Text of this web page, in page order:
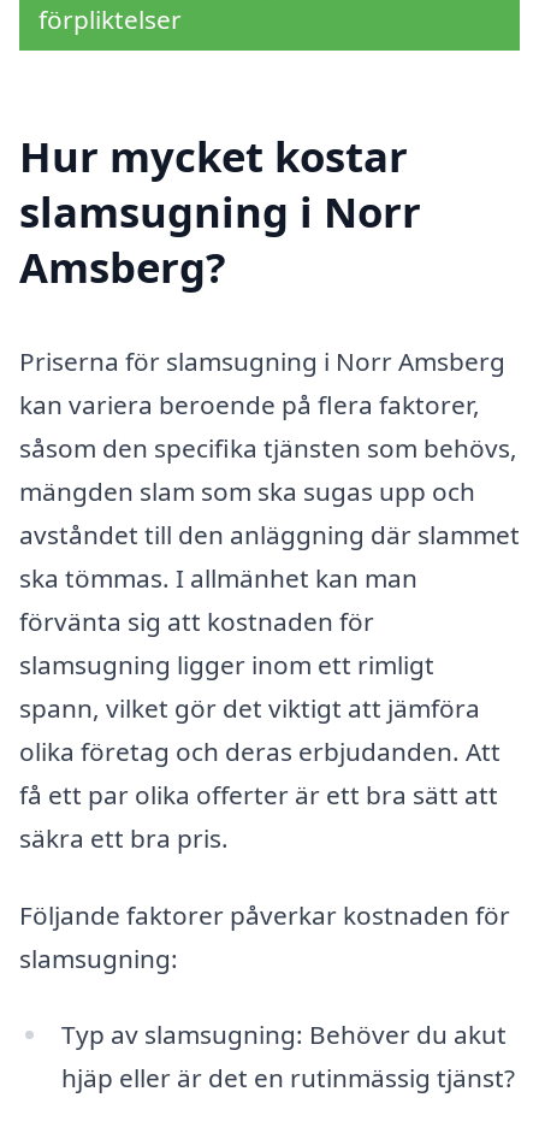
förpliktelser
Hur mycket kostar
slamsugning i Norr
Amsberg?
Priserna för slamsugning i Norr Amsberg
kan variera beroende på flera faktorer,
såsom den specifika tjänsten som behövs,
mängden slam som ska sugas upp och
avståndet till den anläggning där slammet
ska tömmas. I allmänhet kan man
förvänta sig att kostnaden för
slamsugning ligger inom ett rimligt
spann, vilket gör det viktigt att jämföra
olika företag och deras erbjudanden. Att
få ett par olika offerter är ett bra sätt att
säkra ett bra pris.
Följande faktorer påverkar kostnaden för
slamsugning:
Typ av slamsugning: Behöver du akut
hjäp eller är det en rutinmässig tjänst?